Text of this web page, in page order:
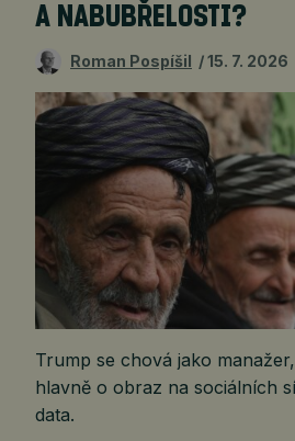
A NABUBŘELOSTI?
Roman Pospíšil 15. 7. 2026
Trump se chová jako
hlavně o obraz na sociálních
data.